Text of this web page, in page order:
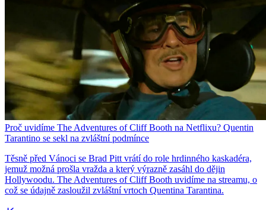
Proč uvidíme The Adventures of Cliff Booth na Netflixu? Quentin
Tarantino se sekl na zvláštní podmínce
Těsně před Vánoci se Brad Pitt vrátí do role hrdinného kaskadéra,
jemuž možná prošla vražda a který výrazně zasáhl do dějin
Hollywoodu. The Adventures of Cliff Booth uvidíme na streamu, o
což se údajně zasloužil zvláštní vrtoch Quentina Tarantina.